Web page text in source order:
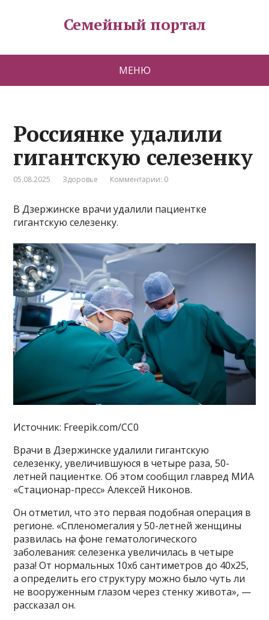
Семейный портал
МЕНЮ
Россиянке удалили
гигантскую селезенку
05.08.2025 Здоровье Комментарии: 0
В Дзержинске врачи удалили пациентке
гигантскую селезенку.
Источник: Freepik.com/CC0
Врачи в Дзержинске удалили гигантскую
селезенку, увеличившуюся в четыре раза, 50-
летней пациентке. Об этом сообщил главред МИА
«Стационар-пресс» Алексей Никонов.
Он отметил, что это первая подобная операция в
регионе. «Спленомегалия у 50-летней женщины
развилась на фоне гематологического
заболевания: селезенка увеличилась в четыре
раза! От нормальных 10х6 сантиметров до 40х25,
а определить его структуру можно было чуть ли
не вооруженным глазом через стенку живота», —
рассказал он.